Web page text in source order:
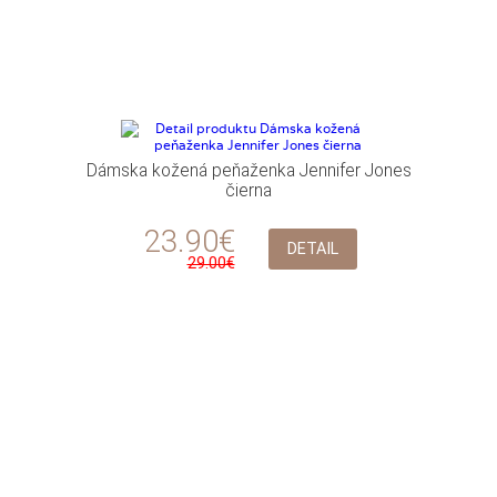
Dámska kožená peňaženka Jennifer Jones
čierna
23.90€
29.00€
DETAIL